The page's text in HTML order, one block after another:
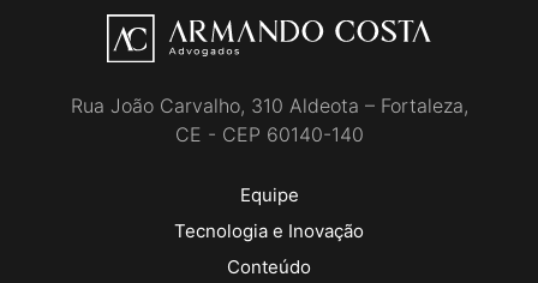
Rua João Carvalho, 310 Aldeota – Fortaleza,
CE - CEP 60140-140
Equipe
Tecnologia e Inovação
Conteúdo